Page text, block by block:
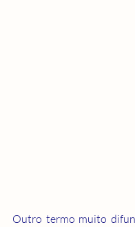
Outro termo muito